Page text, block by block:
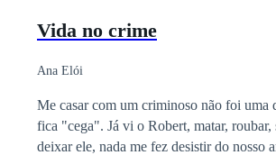
disseram que “assim sim, você
filha que chamasse Ema de mamãe, ela
Fico muito curiosa: quando souberem da
Vida no crime
Ana Elói
Me casar com um criminoso não foi uma
fica "cega". Já vi o Robert, matar, roubar, sair de situações difíceis e até mesmo na beira da morte. Nada me fez
deixar ele, nada me fez desistir do nosso amor. Se ele me ama? Sim, mas do jeito dele. Se já me